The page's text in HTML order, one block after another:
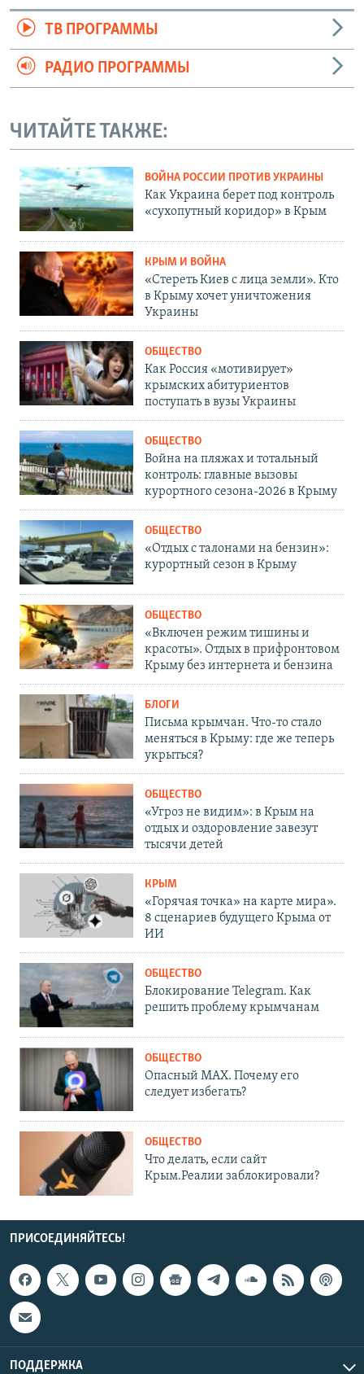
ТВ ПРОГРАММЫ
РАДИО ПРОГРАММЫ
ЧИТАЙТЕ ТАКЖЕ:
ВОЙНА РОССИИ ПРОТИВ УКРАИНЫ
Как Украина берет под контроль
«сухопутный коридор» в Крым
КРЫМ И ВОЙНА
«Стереть Киев с лица земли». Кто
в Крыму хочет уничтожения
Украины
ОБЩЕСТВО
Как Россия «мотивирует»
крымских абитуриентов
поступать в вузы Украины
ОБЩЕСТВО
Война на пляжах и тотальный
контроль: главные вызовы
курортного сезона-2026 в Крыму
ОБЩЕСТВО
«Отдых с талонами на бензин»:
курортный сезон в Крыму
ОБЩЕСТВО
«Включен режим тишины и
красоты». Отдых в прифронтовом
Крыму без интернета и бензина
БЛОГИ
Письма крымчан. Что-то стало
меняться в Крыму: где же теперь
укрыться?
ОБЩЕСТВО
«Угроз не видим»: в Крым на
отдых и оздоровление завезут
тысячи детей
КРЫМ
«Горячая точка» на карте мира».
8 сценариев будущего Крыма от
ИИ
ОБЩЕСТВО
Блокирование Telegram. Как
решить проблему крымчанам
ОБЩЕСТВО
Опасный MAX. Почему его
следует избегать?
ОБЩЕСТВО
Что делать, если сайт
Крым.Реалии заблокировали?
ПРИСОЕДИНЯЙТЕСЬ!
ПОДДЕРЖКА